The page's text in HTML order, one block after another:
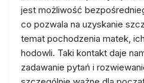
jest możliwość
co pozwala na uzyskanie
temat pochodzenia matek,
hodowli. Taki kontakt daje
zadawanie pytań i